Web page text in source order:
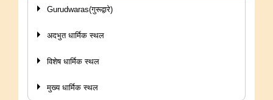
Gurudwaras(गुरूद्वारे)
अदभुत धार्मिक स्थल
विशेष धार्मिक स्थल
मुख्य धार्मिक स्थल